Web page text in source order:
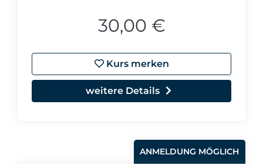
30,00 €
Kurs merken
weitere Details
ANMELDUNG MÖGLICH